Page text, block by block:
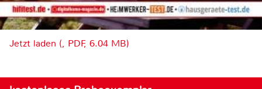
Jetzt laden (, PDF, 6.04 MB)